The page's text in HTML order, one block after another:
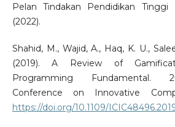
Pelan Tindakan Pendidikan Tinggi
(2022).
Shahid, M., Wajid, A., Haq, K. U.,
(2019). A Review of
Programming Fundamental.
Conference on Innovative
https://doi.org/10.1109/